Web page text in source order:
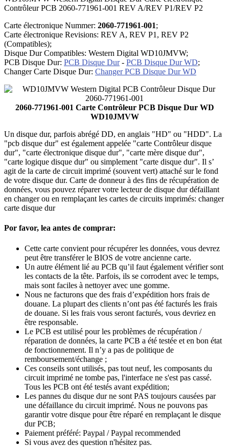
Contrôleur PCB 2060-771961-001 REV A/REV P1/REV P2
Carte électronique Nummer: 2060-771961-001;
Carte électronique Revisions: REV A, REV P1, REV P2
(Compatibles);
Disque Dur Compatibles: Western Digital WD10JMVW;
PCB Disque Dur: PCB Disque Dur- PCB Disque Dur WD;
Changer Carte Disque Dur: Changer PCB Disque Dur WD
2060-771961-001 Carte Contrôleur PCB Disque Dur WD
WD10JMVW
Un disque dur, parfois abrégé DD, en anglais "HD" ou "HDD". La
"pcb disque dur" est également appelée "carte Contrôleur disque
dur", "carte électronique disque dur", "carte mère disque dur",
"carte logique disque dur" ou simplement "carte disque dur". Il s’
agit de la carte de circuit imprimé (souvent vert) attaché sur le fond
de votre disque dur. Carte de donneur à des fins de récupération de
données, vous pouvez réparer votre lecteur de disque dur défaillant
en changer ou en remplaçant les cartes de circuits imprimés: changer
carte disque dur
Por favor, lea antes de comprar:
Cette carte convient pour récupérer les données, vous devrez
peut être transférer le BIOS de votre ancienne carte.
Un autre élément lié au PCB qu’il faut également vérifier sont
les contacts de la tête. Parfois, ils se corrodent avec le temps,
mais sont faciles à nettoyer avec une gomme.
Nous ne facturons que des frais d’expédition hors frais de
douane. La plupart des clients n’ont pas été facturés les frais
de douane. Si les frais vous seront facturés, vous devriez en
être responsable.
Le PCB est utilisé pour les problèmes de récupération /
réparation de données, la carte PCB a été testée et en bon état
de fonctionnement. Il n’y a pas de politique de
remboursement/échange ;
Ces conseils sont utilisés, pas tout neuf, les composants du
circuit imprimé ne tombe pas, l'interface ne s'est pas cassé.
Tous les PCB ont été testés avant expédition;
Les pannes du disque dur ne sont PAS toujours causées par
une défaillance du circuit imprimé. Nous ne pouvons pas
garantir votre disque pour être réparé en remplaçant le disque
dur PCB;
Paiement préféré: Paypal / Paypal recommended
Si vous avez des question n'hésitez pas.